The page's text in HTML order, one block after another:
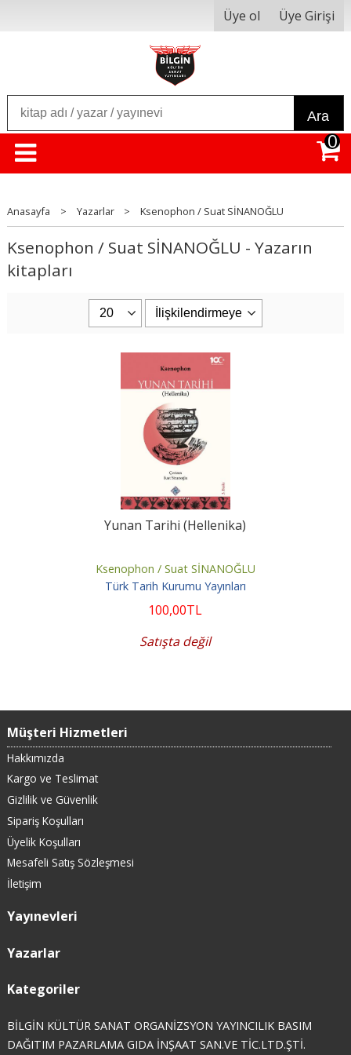
Üye ol Üye Girişi
Ara
0
Anasayfa > Yazarlar > Ksenophon / Suat SİNANOĞLU
Ksenophon / Suat SİNANOĞLU - Yazarın
kitapları
Yunan Tarihi (Hellenika)
Ksenophon / Suat SİNANOĞLU
Türk Tarih Kurumu Yayınları
100,00TL
Satışta değil
Müşteri Hizmetleri
Hakkımızda
Kargo ve Teslimat
Gizlilik ve Güvenlik
Sipariş Koşulları
Üyelik Koşulları
Mesafeli Satış Sözleşmesi
İletişim
Yayınevleri
Yazarlar
Kategoriler
BİLGİN KÜLTÜR SANAT ORGANİZSYON YAYINCILIK BASIM
DAĞITIM PAZARLAMA GIDA İNŞAAT SAN.VE TİC.LTD.ŞTİ.